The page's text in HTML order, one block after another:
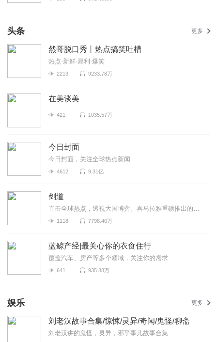
头条 更多
然哥脱口秀丨热点搞笑吐槽
热点·新鲜·犀利·爆笑
2213 9233.78万
在美谈美
421 1035.57万
今日封面
今日封面，关注全球热点新闻
4612 9.31亿
剑道
直击全球热点，透视大国博弈。喜马拉雅重磅推出的国际热点时评节目，由《环球时报》执行副主编李剑主讲...
1118 7798.40万
蓝鲸产经|最关心你的衣食住行
覆盖汽车、房产等多个领域，关注你的需求
641 935.88万
娱乐 更多
刘老汉故事合集/惊悚/灵异/奇闻/鬼怪/聊斋
刘老汉讲的鬼怪，灵异，邪乎事儿故事合集